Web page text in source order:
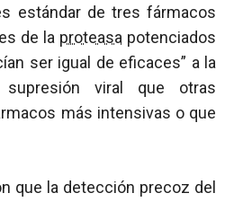
estándar de tres fármacos
de la proteasa potenciados
ser igual de eficaces” a la
viral que otras
más intensivas o que
que la detección precoz del